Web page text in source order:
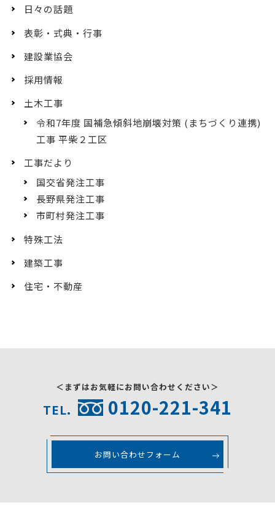
日々の話題
表彰・式典・行事
建設業協会
採用情報
土木工事
令和7年度 国補急傾斜地崩壊対策 (まちづくり連携)
工事 平柴２工区
工事だより
国交省発注工事
長野県発注工事
市町村発注工事
特殊工法
建築工事
住宅・不動産
＜まずはお気軽にお問い合わせください＞
TEL. 0120-221-341
お問い合わせフォーム